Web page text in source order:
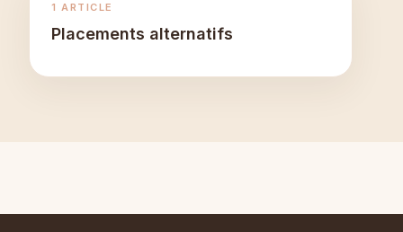
1 ARTICLE
Placements alternatifs